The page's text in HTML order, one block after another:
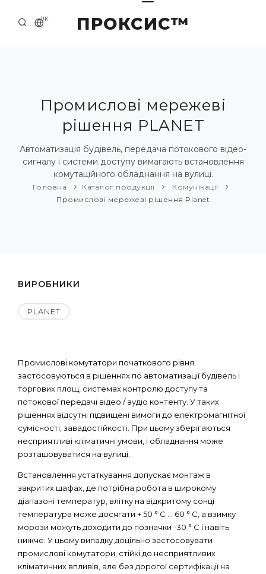
ПРОКСИС™
UK
ПРО НАС
ПРИКЛАДИ ТА РІШЕННЯ
КАТАЛОГ ПРОДУКЦІЇ
НОВИНИ
Промислові мережеві
рішення PLANET
Автоматизація будівель, передача потокового відео-
сигналу і системи доступу вимагають встановлення
комутаційного обладнання на вулиці.
Головна Каталог продукції
Комунікації
Промислові мережеві рішення Planet
ВИРОБНИКИ
PLANET
Промислові комутатори початкового рівня
застосовуються в рішеннях по автоматизації будівель і
торгових площ, системах контролю доступу та
потокової передачі відео / аудіо контенту. У таких
рішеннях відсутні підвищені вимоги до електромагнітної
сумісності, завадостійкості. При цьому зберігаються
несприятливі кліматичні умови, і обладнання може
розташовуватися на вулиці.
Встановлення устаткування допускає монтаж в
закритих шафах, де потрібна робота в широкому
діапазоні температур, влітку на відкритому сонці
температура може досягати + 50 ° С ... 60 ° С, а взимку
морози можуть доходити до позначки -30 ° С і навіть
нижче. У цьому випадку доцільно застосовувати
промислові комутатори, стійкі до несприятливих
кліматичних впливів, але без дорогої сертифікації на